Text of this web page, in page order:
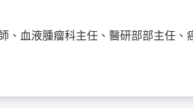
、血液腫瘤科主任、醫研部部主任、